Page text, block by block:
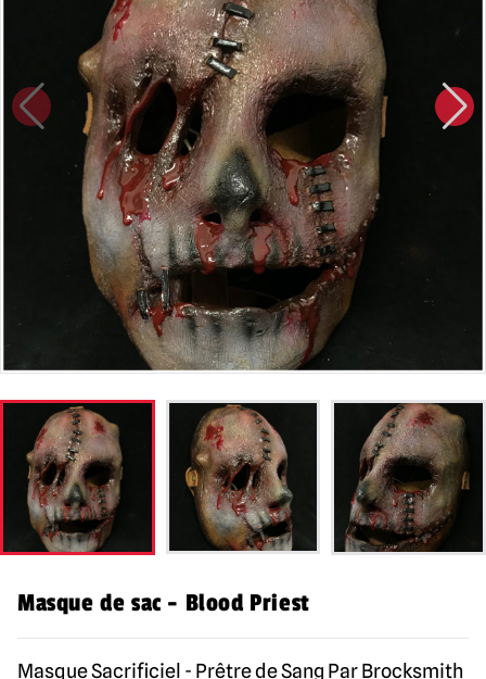
Masque de sac - Blood Priest
Masque Sacrificiel - Prêtre de Sang Par Brocksmith